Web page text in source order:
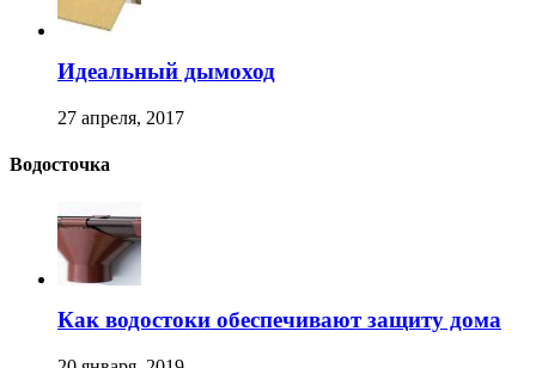
Идеальный дымоход
27 апреля, 2017
Водосточка
Как водостоки обеспечивают защиту дома